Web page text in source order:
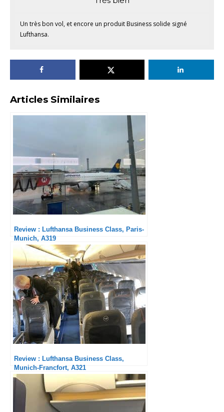
Un très bon vol, et encore un produit Business solide signé
Lufthansa.
Articles Similaires
Review : Lufthansa Business Class, Paris-
Munich, A319
Review : Lufthansa Business Class,
Munich-Francfort, A321